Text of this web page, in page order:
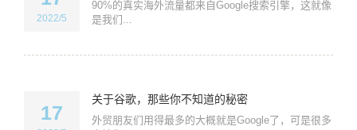
2022/5
90%的真实海外流量都来自Google搜索引擎，这就像
是我们...
17
关于谷歌，那些你不知道的秘密
外贸朋友们用得最多的大概就是Google了，可是很多